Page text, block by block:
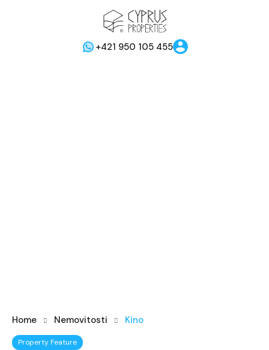
+421 950 105 455
Home Nemovitosti Kino
Property Feature